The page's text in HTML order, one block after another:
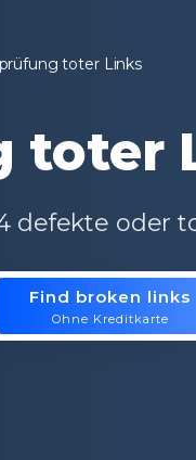
toter Links
toter
defekte oder
for site analysis.
Find broken links
Ohne Kreditkarte